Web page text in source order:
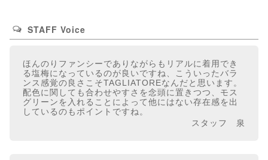
STAFF Voice
ほんのりファンシーでありながらもリアルに着用でき
る塩梅になっているのが良いですね、こういったバラ
ンス感覚の良さこそTAGLIATOREなんだと思います。
配色に関しても合わせやすさを念頭に置きつつ、モス
グリーンを入れることによって他にはない存在感を出
しているのもポイントですね。
スタッフ 泉